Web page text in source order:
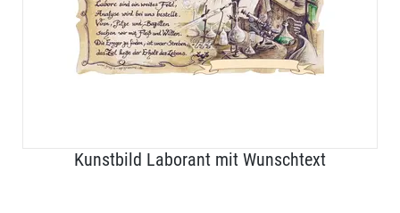
Kunstbild Laborant mit Wunschtext